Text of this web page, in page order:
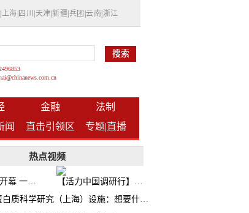
上海 四川 天津 |新疆 兵团 |云南 浙江
金融
法制
闻 直击引领区 专题|直播
热点视频
BW2026在沪开幕 一众次元品牌集中发布全新企划
【活力中国调研行】上海机器人研究院以技术标准撬动长三角智造协同
探访国家蛋白质科学研究（上海）设施：想要什么蛋白 AI直接设计合成